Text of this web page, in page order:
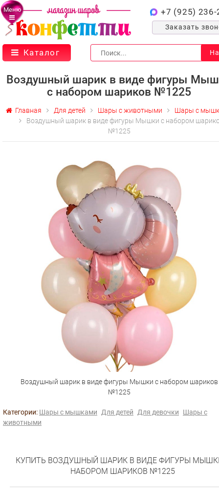
Меню +7 (925) 236-
Заказать
Каталог
Воздушный шарик в виде фигуры
с набором шариков №1225
Главная Для детей Шары с животными
Шары с
Воздушный шарик в виде фигуры Мышки с набором
№1225
Воздушный шарик в виде фигуры Мышки с набором шариков
№1225
Категории: Шары с мышками Для детей Для девочки
Шары с
животными
КУПИТЬ ВОЗДУШНЫЙ ШАРИК В ВИДЕ ФИГУРЫ
НАБОРОМ ШАРИКОВ №1225